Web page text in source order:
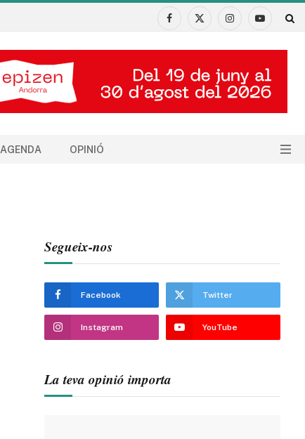
Facebook
X
InstagramYouTube
AGENDA OPINIÓ
Segueix-nos
Facebook Twitter
Instagram YouTube
La teva opinió importa